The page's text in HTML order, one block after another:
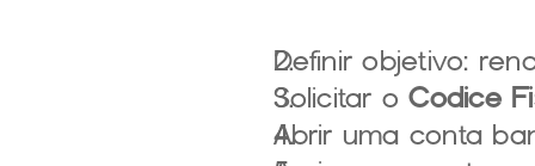
Definir objetivo:
Solicitar o Codice
Abrir uma conta